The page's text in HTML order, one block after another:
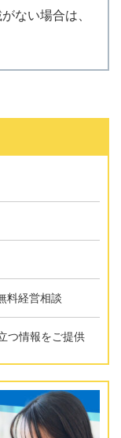
ない場合は、
料経営相談
つ情報をご提供